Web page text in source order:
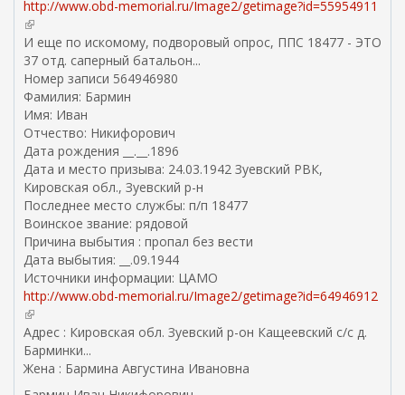
http://www.obd-memorial.ru/Image2/getimage?id=55954911
(
в
н
е
ш
н
я
я
с
с
ы
л
к
а
)
И еще по искомому, подворовый опрос, ППС 18477 - ЭТО
37 отд. саперный батальон...
Номер записи 564946980
Фамилия: Бармин
Имя: Иван
Отчество: Никифорович
Дата рождения __.__.1896
Дата и место призыва: 24.03.1942 Зуевский РВК,
Кировская обл., Зуевский р-н
Последнее место службы: п/п 18477
Воинское звание: рядовой
Причина выбытия : пропал без вести
Дата выбытия: __.09.1944
Источники информации: ЦАМО
http://www.obd-memorial.ru/Image2/getimage?id=64946912
(
в
н
е
ш
Адрес : Кировская обл. Зуевский р-он Кащеевский с/с д.
Барминки...
Жена : Бармина Августина Ивановна